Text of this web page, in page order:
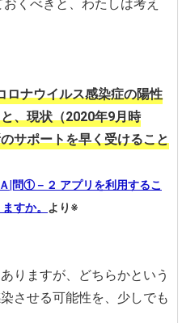
くべきと、わたしは考え
ロナウイルス感染症の陽性
、現状（2020年9月時
サポートを早く受けること
|問①－２ アプリを利用するこ
すか。 より※
りますが、どちらかという
させる可能性を、少しでも